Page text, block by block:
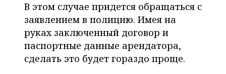
В этом случае придется обращаться с
заявлением в полицию. Имея на
руках заключенный договор и
паспортные данные арендатора,
сделать это будет гораздо проще.